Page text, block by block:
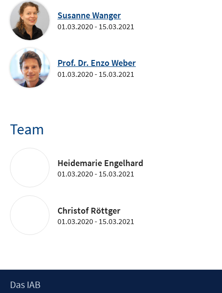
Susanne Wanger
01.03.2020 - 15.03.2021
Prof. Dr. Enzo Weber
01.03.2020 - 15.03.2021
Team
Heidemarie Engelhard
01.03.2020 - 15.03.2021
Christof Röttger
01.03.2020 - 15.03.2021
Footer
Das IAB